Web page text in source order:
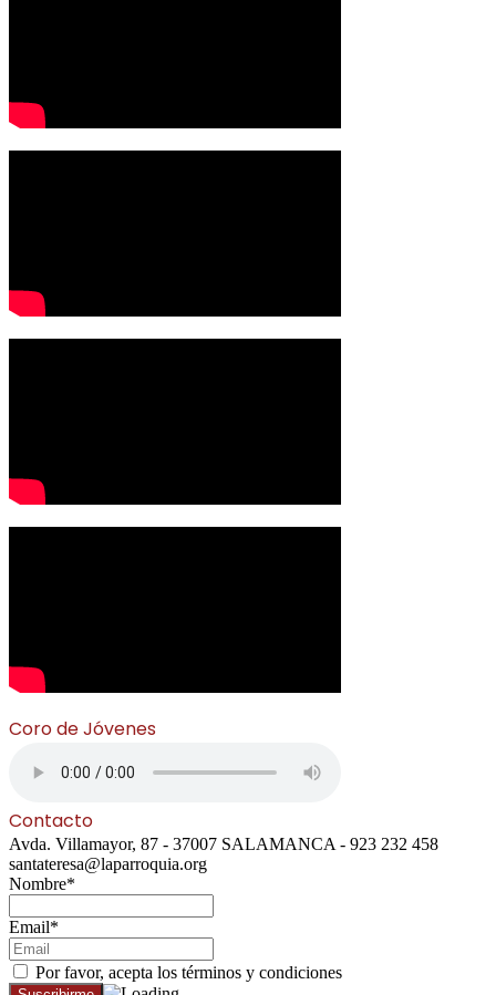
Coro de Jóvenes
Contacto
Avda. Villamayor, 87 - 37007 SALAMANCA - 923 232 458
santateresa@laparroquia.org
Nombre*
Email*
Por favor, acepta los términos y condiciones